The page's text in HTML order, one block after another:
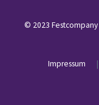
© 2023 Festcompany
Impressum |